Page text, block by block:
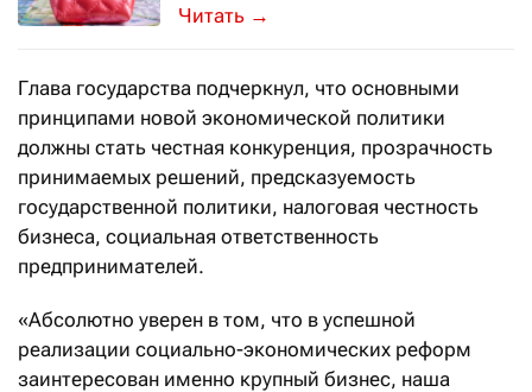
Что думают эксперты о «ручной»
→
Глава государства подчеркнул, что основными
принципами новой экономической политики
должны стать честная конкуренция, прозрачность
принимаемых решений, предсказуемость
государственной политики, налоговая честность
бизнеса, социальная ответственность
предпринимателей.
«Абсолютно уверен в том, что в успешной
реализации социально-экономических реформ
заинтересован именно крупный бизнес, наша